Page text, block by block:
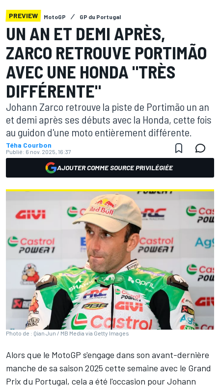
PREVIEW MotoGP GP du Portugal
UN AN ET DEMI APRÈS,
ZARCO RETROUVE PORTIMÃO
AVEC UNE HONDA "TRÈS
DIFFÉRENTE"
Johann Zarco retrouve la piste de Portimão un an
et demi après ses débuts avec la Honda, cette fois
au guidon d'une moto entièrement différente.
Téha Courbon
Publié: 6 nov. 2025, 16:37
AJOUTER COMME SOURCE PRIVILÉGIÉE
Photo de : Qian Jun / MB Media via Getty Images
Alors que le MotoGP s'engage dans son avant-dernière
manche de sa saison 2025 cette semaine avec le Grand
Prix du Portugal, cela a été l'occasion pourJohann